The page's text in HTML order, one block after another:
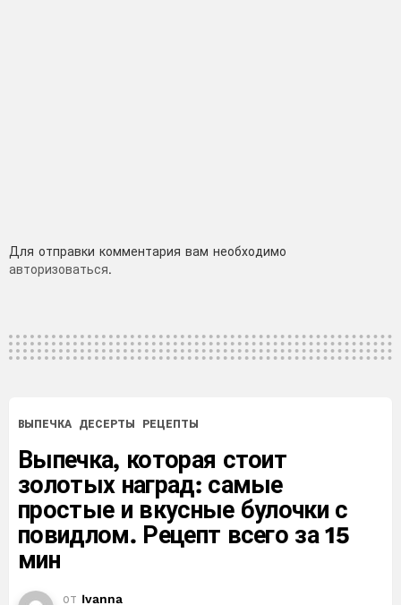
Добавить
комментарий
Для отправки комментария вам необходимо
авторизоваться.
ВЫПЕЧКА ДЕСЕРТЫ РЕЦЕПТЫ
Выпечка, которая стоит
золотых наград: самые
простые и вкусные булочки с
повидлом. Рецепт всего за 15
мин
от Ivanna